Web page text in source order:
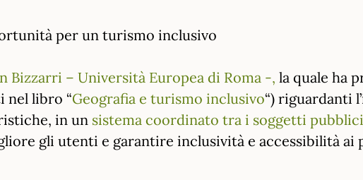
per un turismo inclusivo
Bizzarri – Università Europea di Roma -, la quale ha
nel libro “Geografia e turismo inclusivo“) riguardanti
in un sistema coordinato tra i soggetti
gli utenti e garantire inclusività e accessibilità